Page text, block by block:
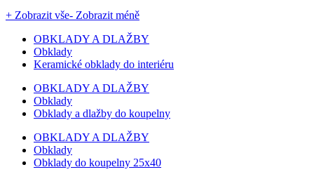
+ Zobrazit vše- Zobrazit méně
OBKLADY A DLAŽBY
Obklady
Keramické obklady do interiéru
OBKLADY A DLAŽBY
Obklady
Obklady a dlažby do koupelny
OBKLADY A DLAŽBY
Obklady
Obklady do koupelny 25x40